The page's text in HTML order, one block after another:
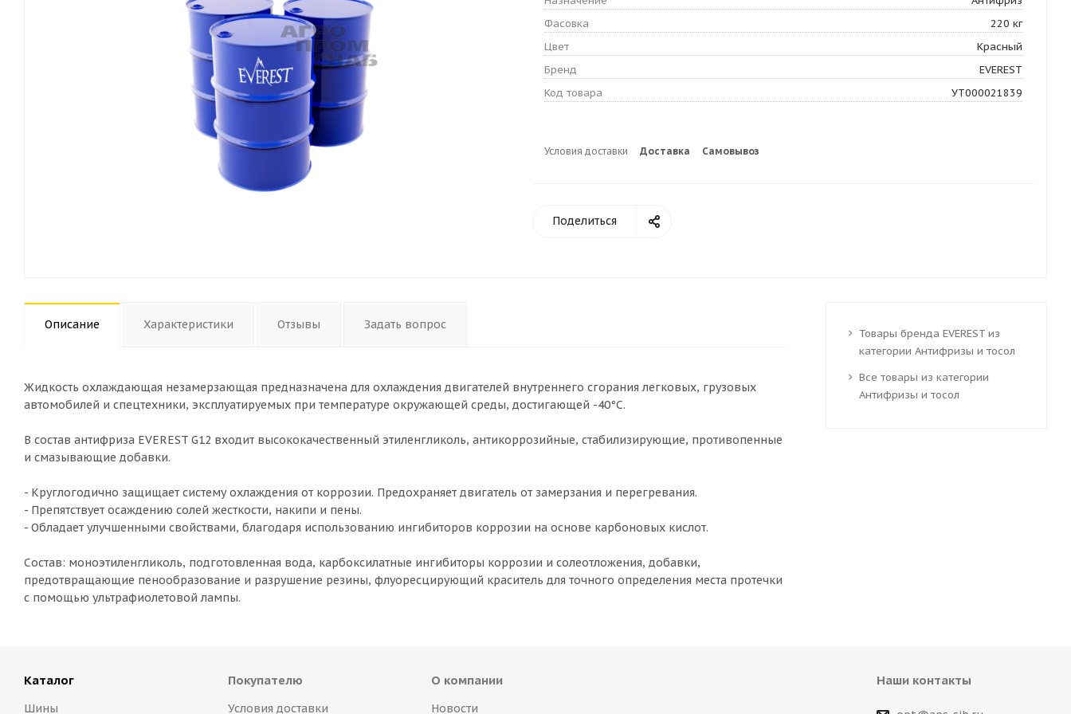
Фасовка
220 кг
Цвет
Красный
Бренд
EVEREST
Код товара
УТ000021839
Условия доставки Доставка Самовывоз
Поделиться
Описание Характеристики Отзывы Задать вопрос
Жидкость охлаждающая незамерзающая предназначена для охлаждения двигателей внутреннего сгорания легковых, грузовых
автомобилей и спецтехники, эксплуатируемых при температуре окружающей среды, достигающей -40°C.
В состав антифриза EVEREST G12 входит высококачественный этиленгликоль, антикоррозийные, стабилизирующие, противопенные
и смазывающие добавки.
- Круглогодично защищает систему охлаждения от коррозии. Предохраняет двигатель от замерзания и перегревания.
- Препятствует осаждению солей жесткости, накипи и пены.
- Обладает улучшенными свойствами, благодаря использованию ингибиторов коррозии на основе карбоновых кислот.
Состав: моноэтиленгликоль, подготовленная вода, карбоксилатные ингибиторы коррозии и солеотложения, добавки,
предотвращающие пенообразование и разрушение резины, флуоресцирующий краситель для точного определения места протечки
с помощью ультрафиолетовой лампы.
Товары бренда EVEREST из
категории Антифризы и тосол
Все товары из категории
Антифризы и тосол
Каталог
Шины
Покупателю
Условия доставки
О компании
Новости
Наши контакты